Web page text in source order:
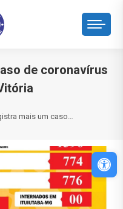
de coronavírus
mais um caso…